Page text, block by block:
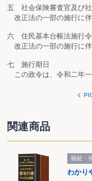
五 社会保険審査官及び
改正法の一部の施行に伴
六 住民基本台帳法施行
改正法の一部の施行に伴
七 施行期日
この政令は、令和二年一
関連商品
福祉・
わかり